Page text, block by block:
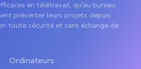
en télétravail, qu'au bureau.
présenter leurs projets depuis
toute sécurité et sans échange de
Ordinateurs